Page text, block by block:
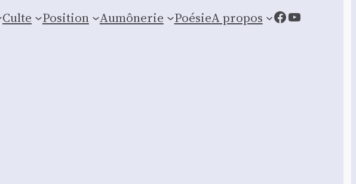
Culte Posi­tion Aumônerie PoésieA propos Facebook
YouTube